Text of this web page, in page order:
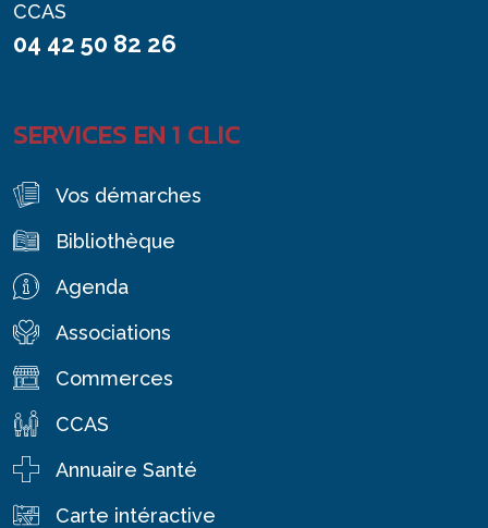
CCAS
04 42 50 82 26
SERVICES EN 1 CLIC
Vos démarches
Bibliothèque
Agenda
Associations
Commerces
CCAS
Annuaire Santé
Carte intéractive